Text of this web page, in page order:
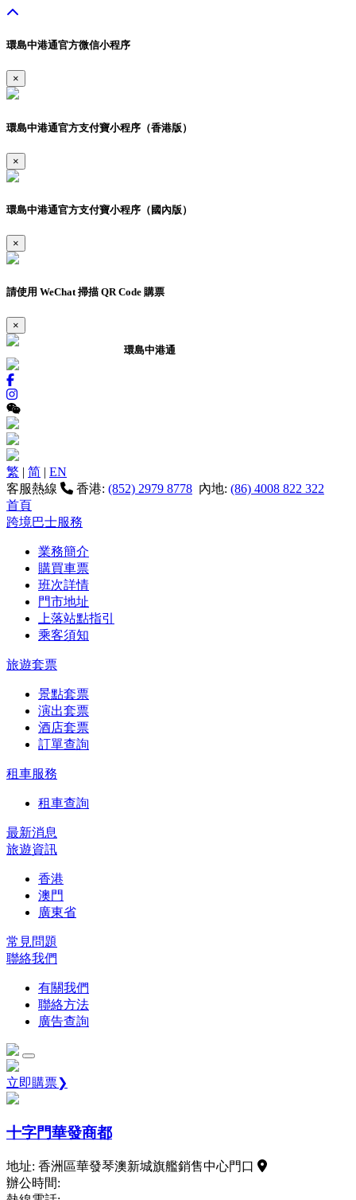
環島中港通官方微信小程序
×
環島中港通官方支付寶小程序（香港版）
×
環島中港通官方支付寶小程序（國內版）
×
請使用 WeChat 掃描 QR Code 購票
×
環島中港通
繁 | 简 | EN
客服熱線
香港: (852) 2979 8778 內地: (86) 4008 822 322
首頁
跨境巴士服務
業務簡介
購買車票
班次詳情
門市地址
上落站點指引
乘客須知
旅遊套票
景點套票
演出套票
酒店套票
訂單查詢
租車服務
租車查詢
最新消息
旅遊資訊
香港
澳門
廣東省
常見問題
聯絡我們
有關我們
聯絡方法
廣告查詢
立即購票❯
十字門華發商都
地址: 香洲區華發琴澳新城旗艦銷售中心門口
辦公時間: